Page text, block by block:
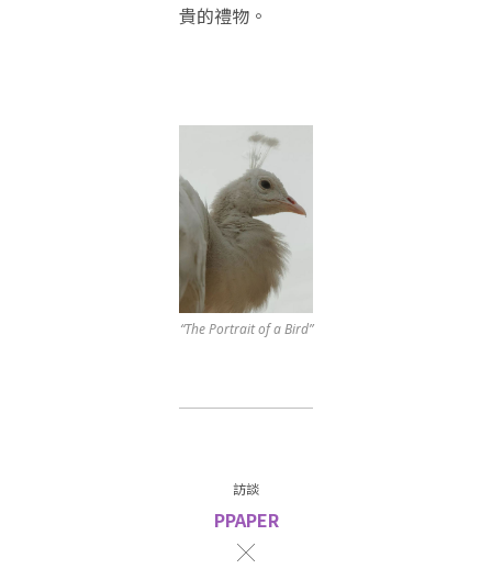
貴的禮物。
“The Portrait of a Bird”
訪談
PPAPER
╳